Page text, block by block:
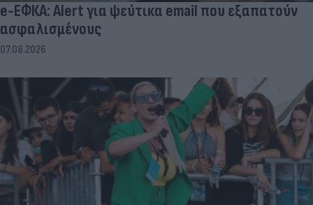
e-ΕΦΚΑ: Alert για ψεύτικα email που εξαπατούν
ασφαλισμένους
07.08.2026